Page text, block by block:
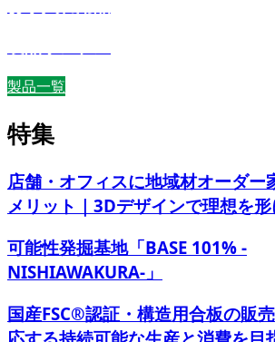
製品一覧
特集
店舗・オフィスに地域材オーダー
メリット｜3Dデザインで理想を形
可能性発掘基地「BASE 101% -
NISHIAWAKURA-」
国産FSC®認証・構造用合板の販